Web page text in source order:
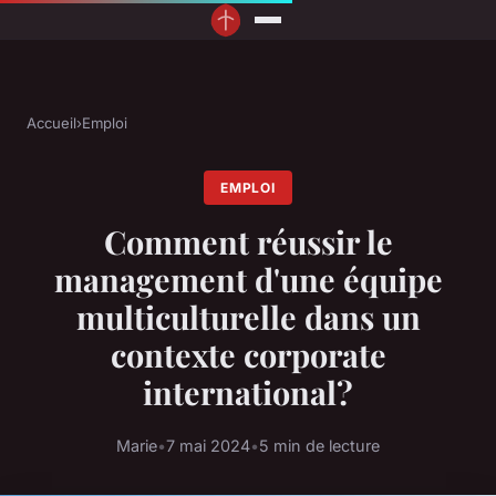
Accueil›Emploi
EMPLOI
Comment réussir le
management d'une équipe
multiculturelle dans un
contexte corporate
international?
Marie•7 mai 2024•5 min de lecture